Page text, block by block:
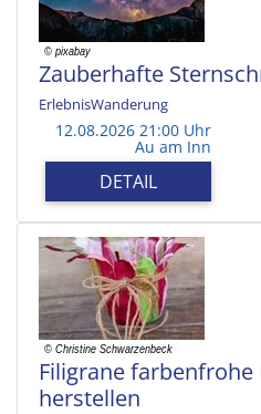
Zauberhafte
ErlebnisWanderung
12.08.2026 21:00 Uhr
Au am Inn
DETAIL
Filigrane farbenfrohe
herstellen